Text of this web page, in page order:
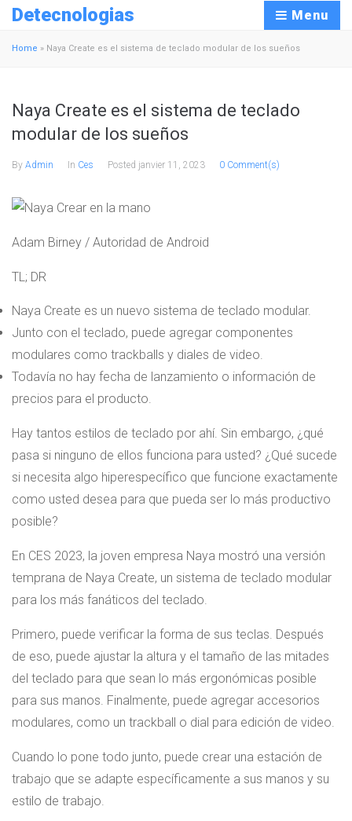
Detecnologias Menu
Home » Naya Create es el sistema de teclado modular de los sueños
Naya Create es el sistema de teclado
modular de los sueños
By Admin In Ces Posted janvier 11, 2023 0 Comment(s)
Adam Birney / Autoridad de Android
TL; DR
Naya Create es un nuevo sistema de teclado modular.
Junto con el teclado, puede agregar componentes
modulares como trackballs y diales de video.
Todavía no hay fecha de lanzamiento o información de
precios para el producto.
Hay tantos estilos de teclado por ahí. Sin embargo, ¿qué
pasa si ninguno de ellos funciona para usted? ¿Qué sucede
si necesita algo hiperespecífico que funcione exactamente
como usted desea para que pueda ser lo más productivo
posible?
En CES 2023, la joven empresa Naya mostró una versión
temprana de Naya Create, un sistema de teclado modular
para los más fanáticos del teclado.
Primero, puede verificar la forma de sus teclas. Después
de eso, puede ajustar la altura y el tamaño de las mitades
del teclado para que sean lo más ergonómicas posible
para sus manos. Finalmente, puede agregar accesorios
modulares, como un trackball o dial para edición de video.
Cuando lo pone todo junto, puede crear una estación de
trabajo que se adapte específicamente a sus manos y su
estilo de trabajo.